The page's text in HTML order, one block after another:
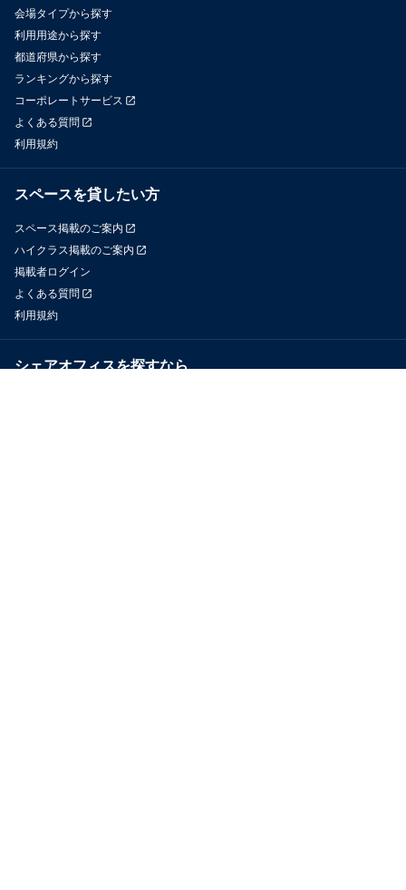
会場タイプから探す
利用用途から探す
都道府県から探す
ランキングから探す
コーポレートサービス
よくある質問
利用規約
スペースを貸したい方
スペース掲載のご案内
ハイクラス掲載のご案内
掲載者ログイン
よくある質問
利用規約
シェアオフィスを探すなら